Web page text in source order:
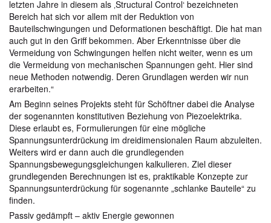
letzten Jahre in diesem als ‚Structural Control‘ bezeichneten
Bereich hat sich vor allem mit der Reduktion von
Bauteilschwingungen und Deformationen beschäftigt. Die hat man
auch gut in den Griff bekommen. Aber Erkenntnisse über die
Vermeidung von Schwingungen helfen nicht weiter, wenn es um
die Vermeidung von mechanischen Spannungen geht. Hier sind
neue Methoden notwendig. Deren Grundlagen werden wir nun
erarbeiten.“
Am Beginn seines Projekts steht für Schöftner dabei die Analyse
der sogenannten konstitutiven Beziehung von Piezoelektrika.
Diese erlaubt es, Formulierungen für eine mögliche
Spannungsunterdrückung im dreidimensionalen Raum abzuleiten.
Weiters wird er dann auch die grundlegenden
Spannungsbewegungsgleichungen kalkulieren. Ziel dieser
grundlegenden Berechnungen ist es, praktikable Konzepte zur
Spannungsunterdrückung für sogenannte „schlanke Bauteile“ zu
finden.
Passiv gedämpft – aktiv Energie gewonnen